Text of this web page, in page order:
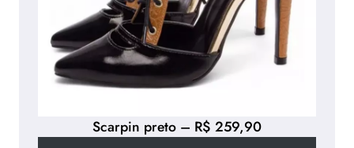
Scarpin preto – R$ 259,90